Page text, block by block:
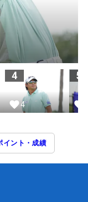
4
4
5
イント・成績